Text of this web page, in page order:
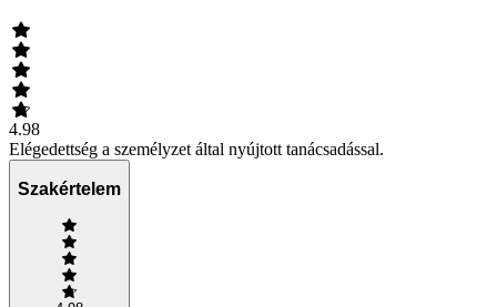
4.98
Elégedettség a személyzet által nyújtott tanácsadással.
Szakértelem